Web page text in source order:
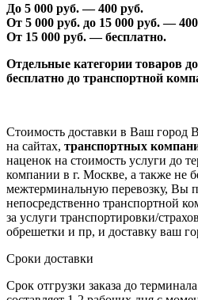
До 5 000 руб. —400 руб.
От 5 000 руб. до 15 000 руб. —40
От 15 000 руб. — бесплатно.
Отдельные категории товаров
бесплатно до транспортной
Стоимость доставки в Ваш город
на сайтах, транспортных
наценок на стоимость услуги до
компании в г. Москве, а также не
межтерминальную перевозку, Вы
непосредственно транспортной
за услуги транспортировки/
обрешетки и пр, и доставку ваш
Сроки доставки
Срок отгрузки заказа до